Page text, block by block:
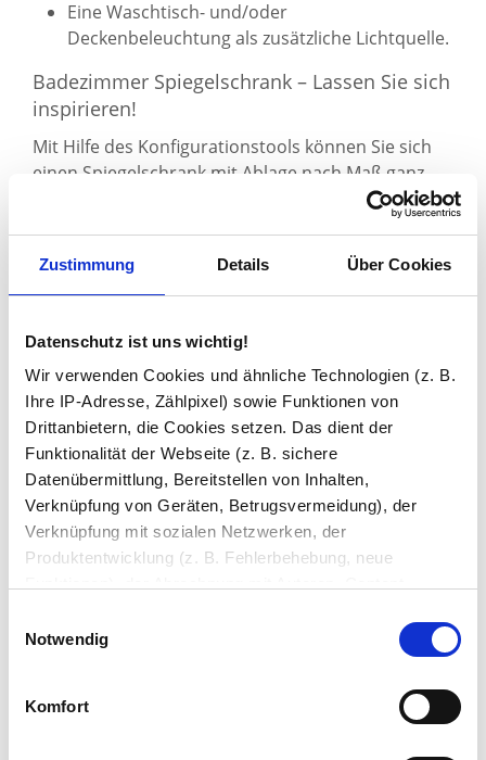
Zustimmung Details Über Cookies
Datenschutz ist uns wichtig!
Wir verwenden Cookies und ähnliche Technologien (z. B.
Ihre IP-Adresse, Zählpixel) sowie Funktionen von
Drittanbietern, die Cookies setzen. Das dient der
Funktionalität der Webseite (z. B. sichere
Datenübermittlung, Bereitstellen von Inhalten,
Verknüpfung von Geräten, Betrugsvermeidung), der
Verknüpfung mit sozialen Netzwerken, der
Produktentwicklung (z. B. Fehlerbehebung, neue
(z. B. Ladezeiten, personalisierte Inhalte,
Bereitstellung und Messen von Anzeigen, personalisierte
Anzeigen, Retargeting).
Notwendig
Komfort
Eine Waschtisch- und/oder
Deckenbeleuchtung als zusätzliche Lichtquelle.
Badezimmer Spiegelschrank – Lassen Sie sich
inspirieren!
Mit Hilfe des Konfigurationstools können Sie sich
einen Spiegelschrank mit Ablage nach Maß ganz
Bei Spiegel21 finden Sie einenSpiegelschrankfür
jeden Einrichtungsstil. Neben großen drei- oder
viertürigen Fabrikaten für einen breiten Waschtisch
Badezimmerspiegelschränke mit drei Türen für das
Gästebad sowie besonders flache Modelle.
Möbel nach Maß: 3D-Konfigurator mit
Live-Ansicht